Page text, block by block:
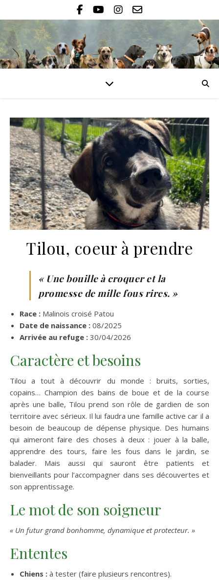
Tilou, coeur à prendre
« Une bouille à croquer et la
promesse de mille fous rires. »
Race : Malinois croisé Patou
Date de naissance : 08/2025
Arrivée au refuge : 30/04/2026
Caractère et besoins
Tilou a tout à découvrir du monde : bruits, sorties,
copains… Champion des bains de boue et de la course
après une balle, Tilou prend son rôle de gardien de son
territoire avec sérieux. Il lui faudra une famille active car il a
besoin de beaucoup de dépense physique. Des humains
qui aimeront faire des choses à deux : jouer à la balle,
apprendre des tours, faire les fous dans le jardin, se
balader. Mais aussi qui sauront être patients et
bienveillants pour l’accompagner dans ses découvertes et
son apprentissage.
Le mot de son soigneur
« Un futur grand bonhomme, dynamique et protecteur. »
Ententes
Chiens : à tester (faire plusieurs rencontres).